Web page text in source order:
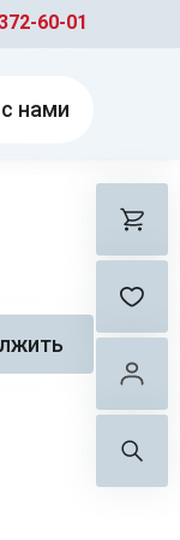
60-01
нами